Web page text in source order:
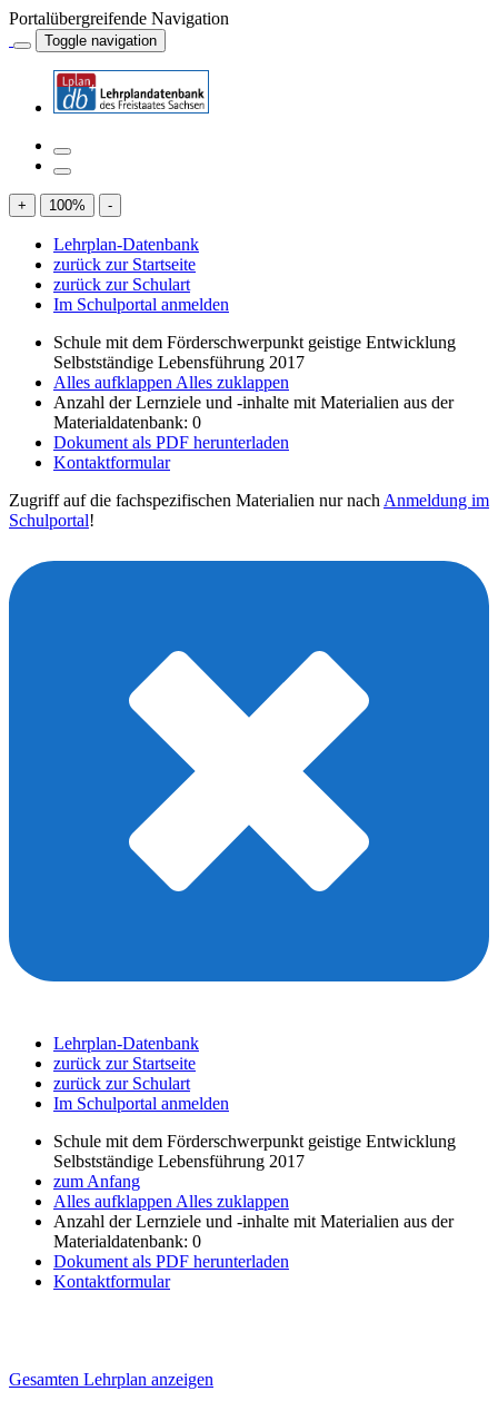
Portalübergreifende Navigation
Toggle navigation
+ 100% -
Lehrplan-Datenbank
zurück zur Startseite
zurück zur Schulart
Im Schulportal anmelden
Schule mit dem Förderschwerpunkt geistige Entwicklung
Selbstständige Lebensführung 2017
Alles aufklappen Alles zuklappen
Anzahl der Lernziele und -inhalte mit Materialien aus der
Materialdatenbank: 0
Dokument als PDF herunterladen
Kontaktformular
Zugriff auf die fachspezifischen Materialien nur nach Anmeldung im
Schulportal!
Lehrplan-Datenbank
zurück zur Startseite
zurück zur Schulart
Im Schulportal anmelden
Schule mit dem Förderschwerpunkt geistige Entwicklung
Selbstständige Lebensführung 2017
zum Anfang
Alles aufklappen Alles zuklappen
Anzahl der Lernziele und -inhalte mit Materialien aus der
Materialdatenbank: 0
Dokument als PDF herunterladen
Kontaktformular
Gesamten Lehrplan anzeigen